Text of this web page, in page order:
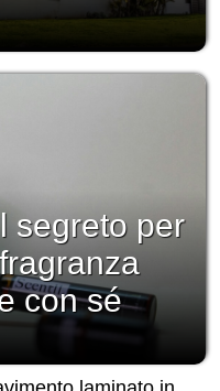
segreto per
con sé